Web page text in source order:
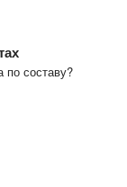
составу?